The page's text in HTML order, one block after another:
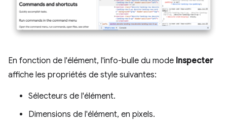
En fonction de l'élément, l'info-bulle du mode Inspecter
affiche les propriétés de style suivantes:
Sélecteurs de l'élément.
Dimensions de l'élément, en pixels.